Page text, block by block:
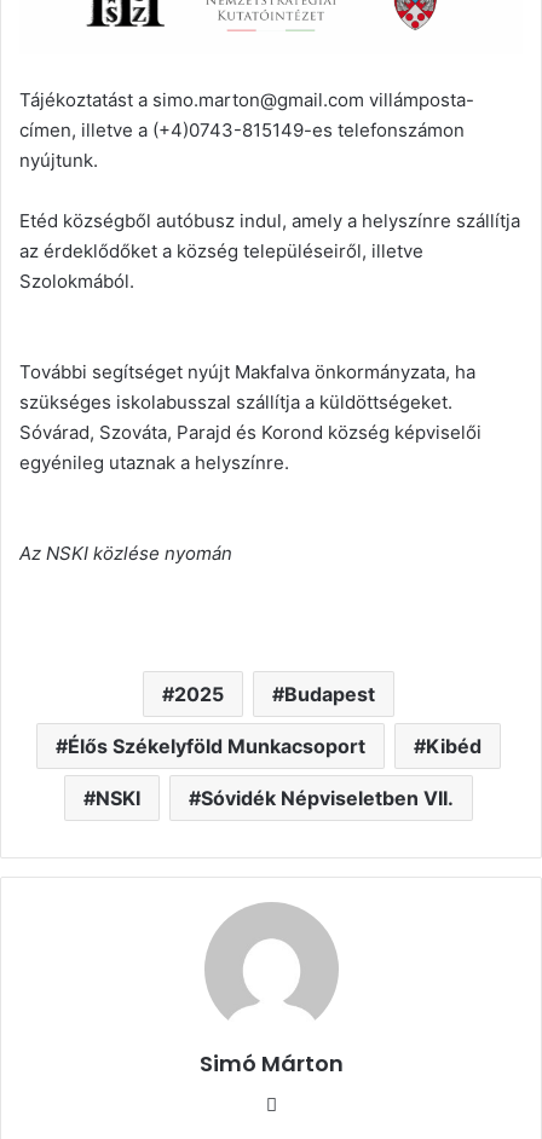
Tájékoztatást a simo.marton@gmail.com villámposta-
címen, illetve a (+4)0743-815149-es telefonszámon
nyújtunk.
Etéd községből autóbusz indul, amely a helyszínre szállítja
az érdeklődőket a község településeiről, illetve
Szolokmából.
További segítséget nyújt Makfalva önkormányzata, ha
szükséges iskolabusszal szállítja a küldöttségeket.
Sóvárad, Szováta, Parajd és Korond község képviselői
egyénileg utaznak a helyszínre.
Az NSKI közlése nyomán
2025 Budapest
Élős Székelyföld Munkacsoport Kibéd
NSKI Sóvidék Népviseletben VII.
Simó Márton